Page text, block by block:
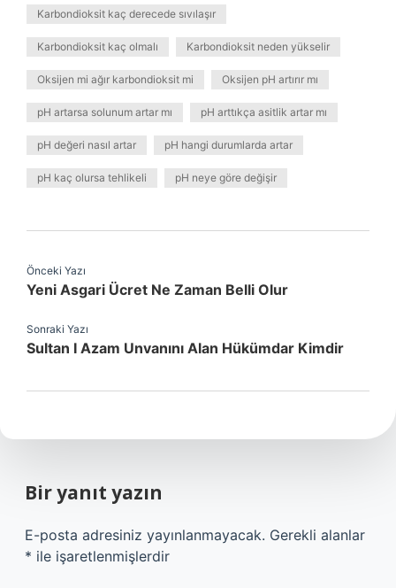
Karbondioksit kaç derecede sıvılaşır
Karbondioksit kaç olmalı Karbondioksit neden yükselir
Oksijen mi ağır karbondioksit mi Oksijen pH artırır mı
pH artarsa solunum artar mı pH arttıkça asitlik artar mı
pH değeri nasıl artar pH hangi durumlarda artar
pH kaç olursa tehlikeli pH neye göre değişir
Önceki Yazı
Yeni Asgari Ücret Ne Zaman Belli Olur
Sonraki Yazı
Sultan I Azam Unvanını Alan Hükümdar Kimdir
Bir yanıt yazın
E-posta adresiniz yayınlanmayacak. Gerekli alanlar
* ile işaretlenmişlerdir